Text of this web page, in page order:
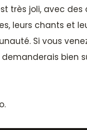
très joli, avec
leurs chants et
Si vous